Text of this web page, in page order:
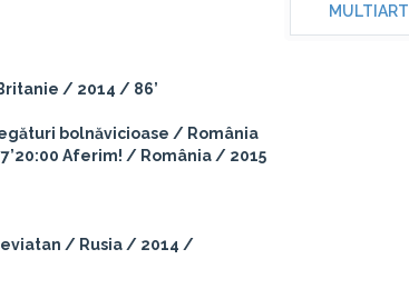
/ 2014 / 86’
bolnăvicioase / România
20:00 Aferim! / România / 2015
/ Rusia / 2014 /
MULTIART